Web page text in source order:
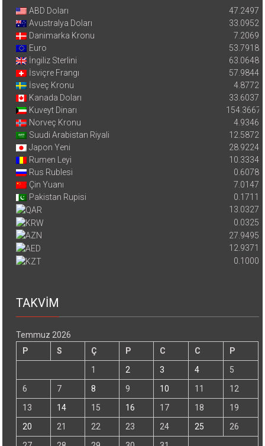
ABD Doları
47.2497
Avustralya Doları
33.0952
Danimarka Kronu
7.2069
Euro
53.7918
İngiliz Sterlini
63.0648
İsviçre Frangı
57.9844
İsveç Kronu
4.8772
Kanada Doları
33.6037
Kuveyt Dinarı
154.3667
Norveç Kronu
4.9346
Suudi Arabistan Riyali
12.5872
Japon Yeni
28.9224
Rumen Leyi
10.3334
Rus Rublesi
0.6078
Çin Yuanı
7.0147
Pakistan Rupisi
0.1711
13.0327
0.0325
27.9495
12.9371
0.1000
TAKVİM
Temmuz 2026
P
S Ç P C C
P
1
2 3 4
5
6
7 8 9 10 11
12
13
14 15 16 17 18
19
20
21 22 23 24 25
26